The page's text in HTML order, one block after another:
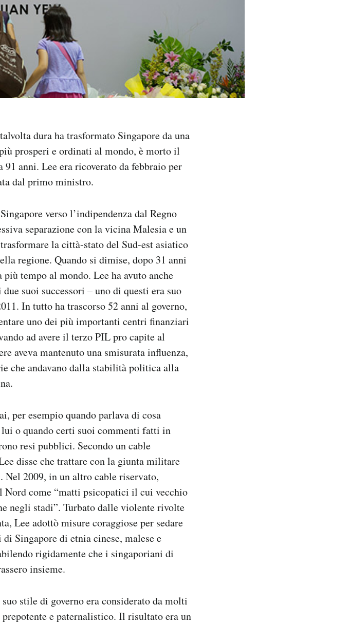
dura ha trasformato Singapore da una
prosperi e ordinati al mondo, è morto il
anni. Lee era ricoverato da febbraio per
dal primo ministro.
verso l’indipendenza dal Regno
separazione con la vicina Malesia e un
la città-stato del Sud-est asiatico
regione. Quando si dimise, dopo 31 anni
tempo al mondo. Lee ha avuto anche
suoi successori – uno di questi era suo
In tutto ha trascorso 52 anni al governo,
uno dei più importanti centri finanziari
ad avere il terzo PIL pro capite al
aveva mantenuto una smisurata influenza,
che andavano dalla stabilità politica alla
per esempio quando parlava di cosa
o quando certi suoi commenti fatti in
resi pubblici. Secondo un cable
disse che trattare con la giunta militare
2009, in un altro cable riservato,
come “matti psicopatici il cui vecchio
negli stadi”. Turbato dalle violente rivolte
Lee adottò misure coraggiose per sedare
Singapore di etnia cinese, malese e
rigidamente che i singaporiani di
insieme.
stile di governo era considerato da molti
e paternalistico. Il risultato era un